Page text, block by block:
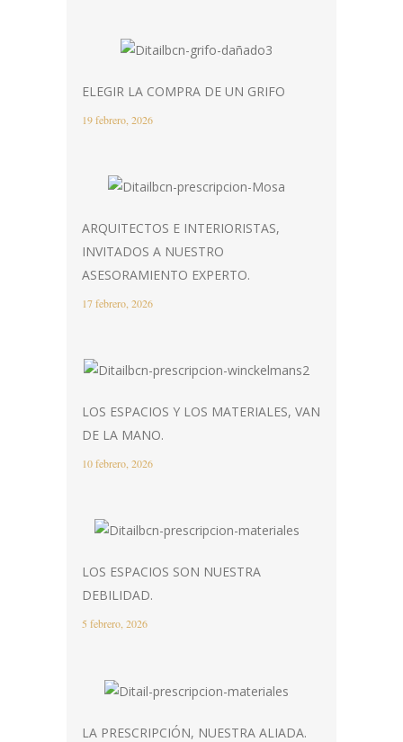
ELEGIR LA COMPRA DE UN GRIFO
19 febrero, 2026
ARQUITECTOS E INTERIORISTAS,
INVITADOS A NUESTRO
ASESORAMIENTO EXPERTO.
17 febrero, 2026
LOS ESPACIOS Y LOS MATERIALES, VAN
DE LA MANO.
10 febrero, 2026
LOS ESPACIOS SON NUESTRA
DEBILIDAD.
5 febrero, 2026
LA PRESCRIPCIÓN, NUESTRA ALIADA.